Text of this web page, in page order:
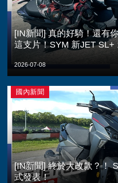
[IN新聞] 真的好騎！還有
這支片！SYM 新JET SL+
2026-07-08
國內新聞
[IN新聞] 終於大改款？！
式發表！